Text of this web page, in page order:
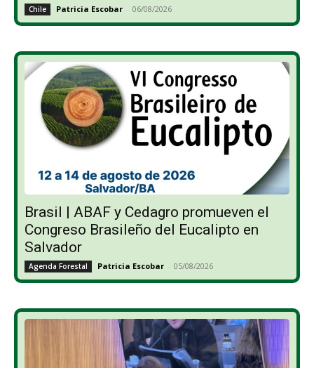
Chile Patricia Escobar - 06/08/2026
Brasil | ABAF y Cedagro promueven el
Congreso Brasileño del Eucalipto en
Salvador
Agenda Forestal Patricia Escobar - 05/08/2026